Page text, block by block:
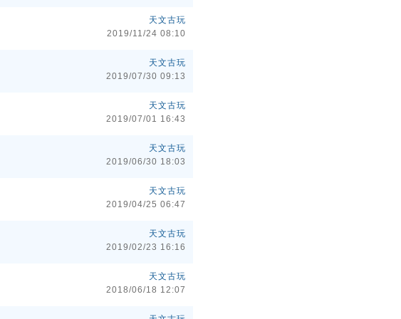
天文古玩
2019/11/24 08:10
天文古玩
2019/07/30 09:13
天文古玩
2019/07/01 16:43
天文古玩
2019/06/30 18:03
天文古玩
2019/04/25 06:47
天文古玩
2019/02/23 16:16
天文古玩
2018/06/18 12:07